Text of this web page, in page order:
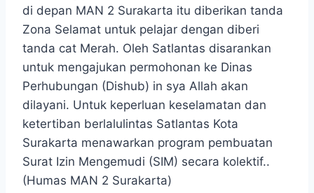
di depan MAN 2 Surakarta itu diberikan tanda
Zona Selamat untuk pelajar dengan diberi
tanda cat Merah. Oleh Satlantas disarankan
untuk mengajukan permohonan ke Dinas
Perhubungan (Dishub) in sya Allah akan
dilayani. Untuk keperluan keselamatan dan
ketertiban berlalulintas Satlantas Kota
Surakarta menawarkan program pembuatan
Surat Izin Mengemudi (SIM) secara kolektif..
(Humas MAN 2 Surakarta)